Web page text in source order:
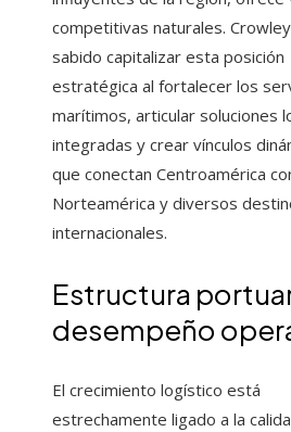
competitivas naturales.
sabido capitalizar esta posición
estratégica al fortalecer los
marítimos, articular soluciones
integradas y crear vínculos
que conectan Centroamérica
Norteamérica y diversos
internacionales.
Estructura
desempeño
El crecimiento logístico está
estrechamente ligado a la